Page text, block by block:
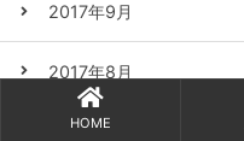
2017年9月
2017年8月
2017年7月
HOME